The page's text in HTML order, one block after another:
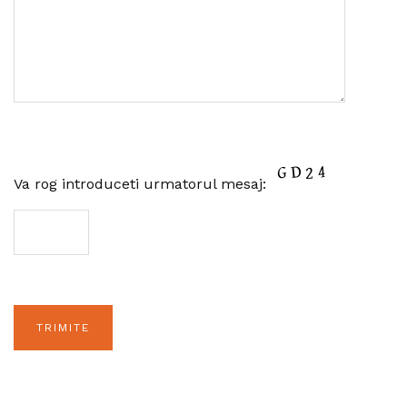
Va rog introduceti urmatorul mesaj: